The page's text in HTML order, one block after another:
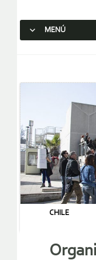
MENÚ
CHILE